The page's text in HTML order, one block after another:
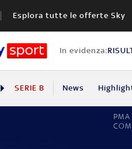
Esplora tutte le offerte Sky
In evidenza:
SERIE B News
PMA
COM